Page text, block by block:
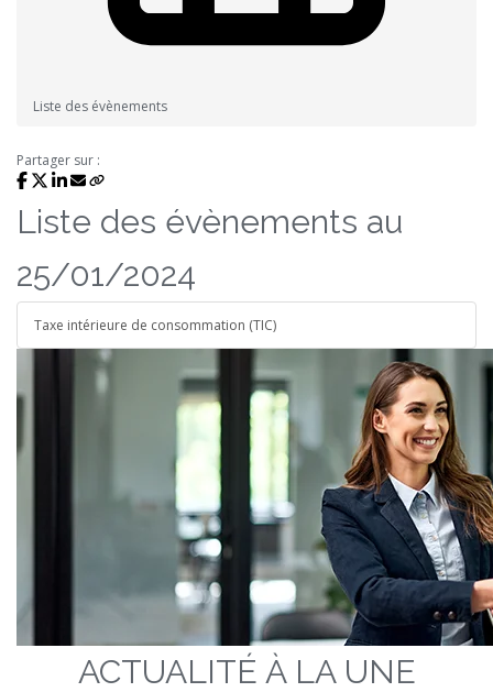
Liste des évènements
Partager sur :
Liste des évènements au
25/01/2024
Taxe intérieure de consommation (TIC)
ACTUALITÉ À LA UNE